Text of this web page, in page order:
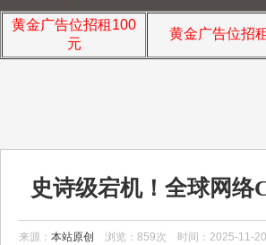
黄金广告位招租100
元
黄金广告位招租
史诗级宕机！全球网络
OpenAI、X
来源： 本站原创 浏览：859次 时间：2025-11-20